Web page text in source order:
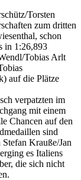
Torsten
zum dritten
schon
in 1:26,893
Tobias Arlt
auf die Plätze
verpatzten im
mit einem
Chancen auf den
sind
Krauße/Jan
es Italiens
die sich nicht